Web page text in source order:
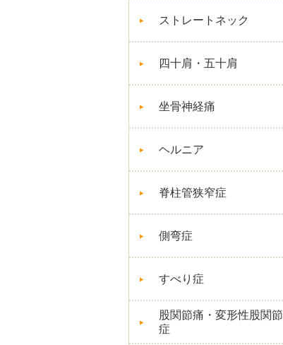
ストレートネック
四十肩・五十肩
坐骨神経痛
ヘルニア
脊柱管狭窄症
側弯症
すべり症
股関節痛・変形性股関節
症